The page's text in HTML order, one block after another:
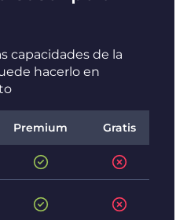
capacidades de la
hacerlo en
Premium Gratis